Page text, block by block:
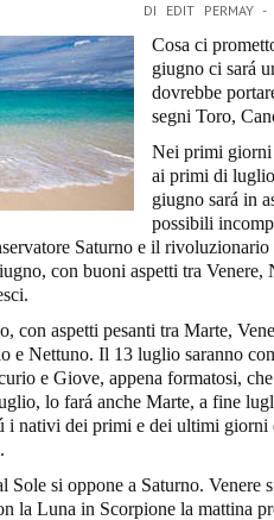
DI EDIT PERMAY
Cosa ci
giugno ci sará
dovrebbe
segni Toro,
Nei primi giorni
ai primi di
giugno sará in
possibili
Saturno e il
con buoni aspetti tra
con aspetti pesanti tra Marte,
e Nettuno. Il 13 luglio saranno
e Giove, appena formatosi,
lo fará anche Marte, a fine
i nativi dei primi e dei ultimi giorni
si oppone a Saturno. Venere
la Luna in Scorpione la mattina